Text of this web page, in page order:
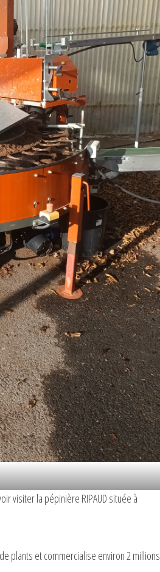
visiter la pépinière RIPAUD située à
plants et commercialise environ 2 millions